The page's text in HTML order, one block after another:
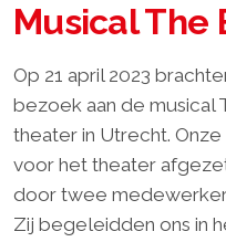
Musical The
Op 21 april 2023
bezoek aan de musical
theater in Utrecht.
voor het theater
door twee
Zij begeleidden ons in